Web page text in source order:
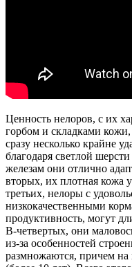
Ценность нелоров, с их
горбом и складками
сразу несколько крайне
благодаря светлой
железам они отлично
вторых, их плотная кожа
третьих, нелоры с
низкокачественными
продуктивность, могут
В-четвертых, они
из-за особенностей
размножаются, причем на